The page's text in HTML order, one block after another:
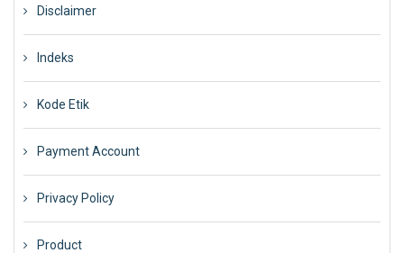
Disclaimer
Indeks
Kode Etik
Payment Account
Privacy Policy
Product